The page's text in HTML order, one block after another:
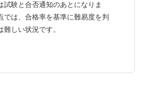
試験と合否通知のあとになりま
では、合格率を基準に難易度を判
難しい状況です。